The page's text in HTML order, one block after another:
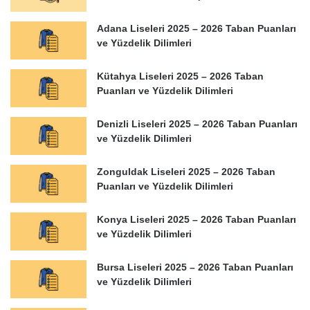
Adana Liseleri 2025 – 2026 Taban Puanları
ve Yüzdelik Dilimleri
Kütahya Liseleri 2025 – 2026 Taban
Puanları ve Yüzdelik Dilimleri
Denizli Liseleri 2025 – 2026 Taban Puanları
ve Yüzdelik Dilimleri
Zonguldak Liseleri 2025 – 2026 Taban
Puanları ve Yüzdelik Dilimleri
Konya Liseleri 2025 – 2026 Taban Puanları
ve Yüzdelik Dilimleri
Bursa Liseleri 2025 – 2026 Taban Puanları
ve Yüzdelik Dilimleri